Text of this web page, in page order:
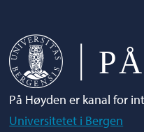
På Høyden er kanal for
Universitetet i Bergen